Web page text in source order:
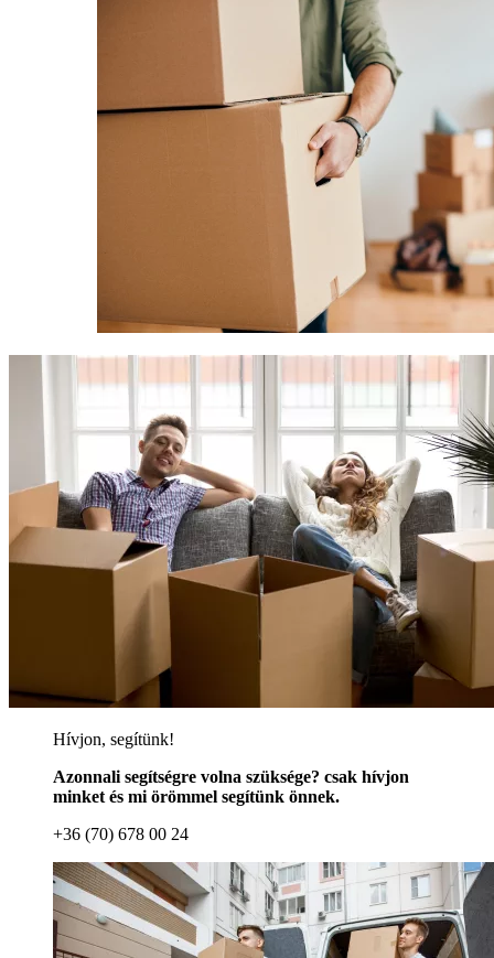
Hívjon, segítünk!
Azonnali segítségre volna szüksége? csak hívjon
minket és mi örömmel segítünk önnek.
+36 (70) 678 00 24